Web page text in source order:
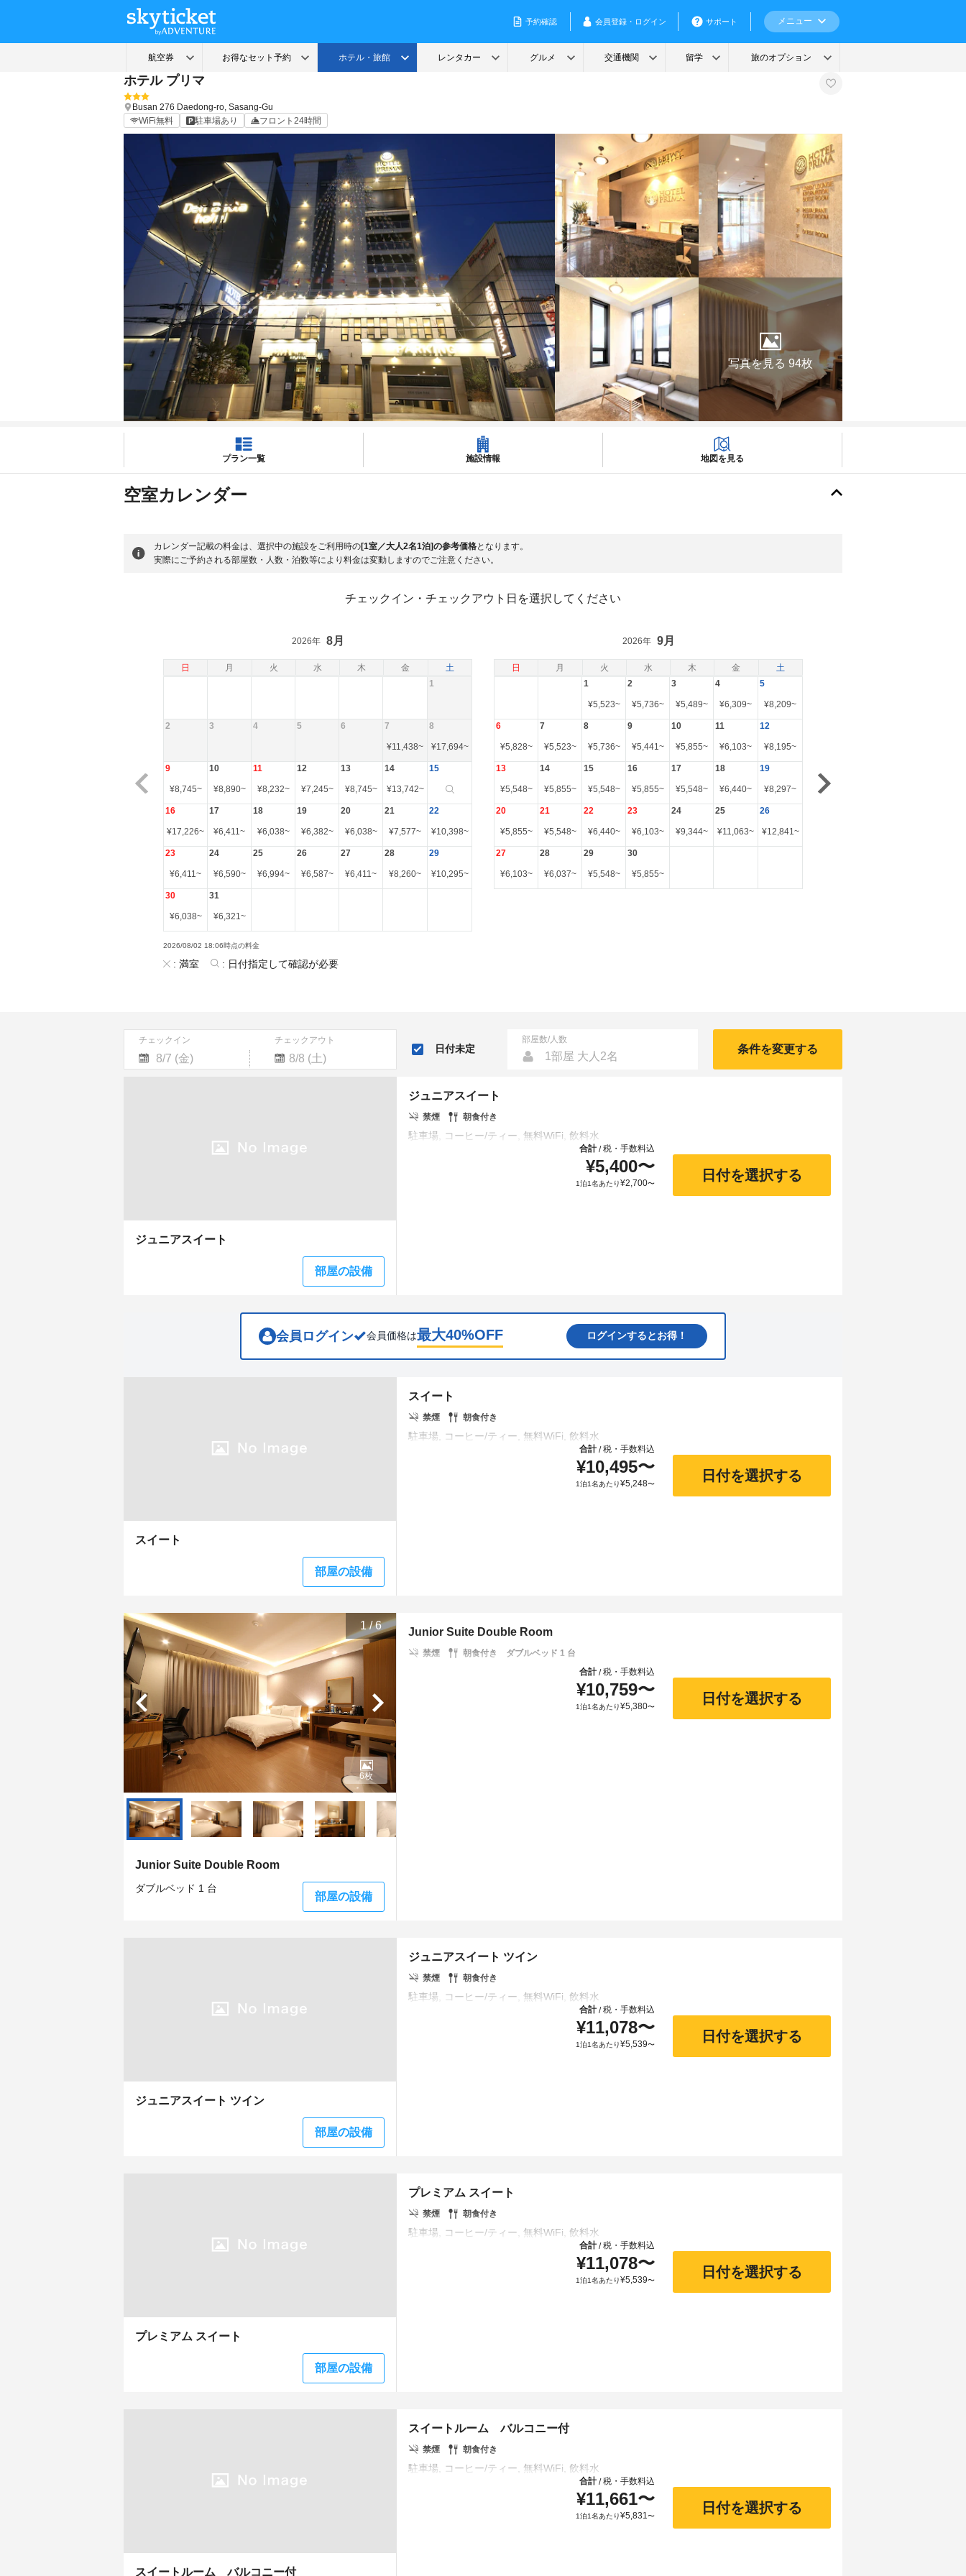
ホテル プリマ
Busan 276 Daedong-ro, Sasang-Gu
WiFi無料
駐車場あり フロント24時間
写真を見る 94枚
プラン一覧 施設情報 地図を見る
空室カレンダー
カレンダー記載の料金は、選択中の施設をご利用時の[1室／大人2名1泊]の参考価格となります。
実際にご予約される部屋数・人数・泊数等により料金は変動しますのでご注意ください。
チェックイン・チェックアウト日を選択してください
日 月 火 水 木 金 土 日 月 火 水 木 金 土
2026年 8月
1
2 3 4 5 6 7
¥11,438~
8
¥17,694~
9
¥8,745~
10
¥8,890~
11
¥8,232~
12
¥7,245~
13
¥8,745~
14
¥13,742~
15
16
¥17,226~
17
¥6,411~
18
¥6,038~
19
¥6,382~
20
¥6,038~
21
¥7,577~
22
¥10,398~
23
¥6,411~
24
¥6,590~
25
¥6,994~
26
¥6,587~
27
¥6,411~
28
¥8,260~
29
¥10,295~
30
¥6,038~
31
¥6,321~
2026年 9月
1
¥5,523~
2
¥5,736~
3
¥5,489~
4
¥6,309~
5
¥8,209~
6
¥5,828~
7
¥5,523~
8
¥5,736~
9
¥5,441~
10
¥5,855~
11
¥6,103~
12
¥8,195~
13
¥5,548~
14
¥5,855~
15
¥5,548~
16
¥5,855~
17
¥5,548~
18
¥6,440~
19
¥8,297~
20
¥5,855~
21
¥5,548~
22
¥6,440~
23
¥6,103~
24
¥9,344~
25
¥11,063~
26
¥12,841~
27
¥6,103~
28
¥6,037~
29
¥5,548~
30
¥5,855~
2026/08/02 18:06時点の料金
: 満室 : 日付指定して確認が必要
チェックイン チェックアウト
Navigate
question
Navigate
calendar
shortcuts
for
changing
日付未定
部屋数/人数
1部屋 大人2名
条件を変更する
ジュニアスイート
部屋の設備
ジュニアスイート
禁煙 朝食付き
合計/税・手数料込
¥5,400〜
1泊1名あたり¥2,700〜
日付を選択する
会員ログイン 会員価格は最大40%OFF ログインするとお得！
スイート
部屋の設備
スイート
禁煙 朝食付き
合計/税・手数料込
¥10,495〜
1泊1名あたり¥5,248〜
日付を選択する
1/6
Junior Suite Double Room
ダブルベッド 1 台
部屋の設備
6枚
Junior Suite Double Room
禁煙 朝食付き
ダブルベッド 1 台
合計/税・手数料込
¥10,759〜
1泊1名あたり¥5,380〜
日付を選択する
ジュニアスイート ツイン
部屋の設備
ジュニアスイート ツイン
禁煙 朝食付き
合計/税・手数料込
¥11,078〜
1泊1名あたり¥5,539〜
日付を選択する
プレミアム スイート
部屋の設備
プレミアム スイート
禁煙 朝食付き
合計/税・手数料込
¥11,078〜
1泊1名あたり¥5,539〜
日付を選択する
スイートルーム バルコニー付
スイートルーム バルコニー付
禁煙 朝食付き
合計/税・手数料込
¥11,661〜
1泊1名あたり¥5,831〜
日付を選択する